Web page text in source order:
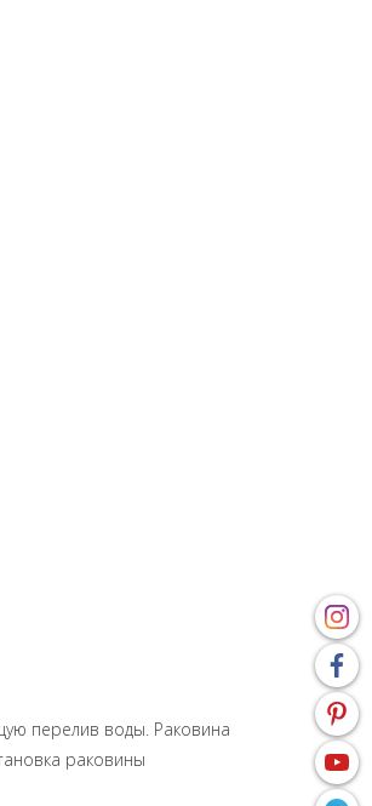
перелив воды. Раковина
раковины